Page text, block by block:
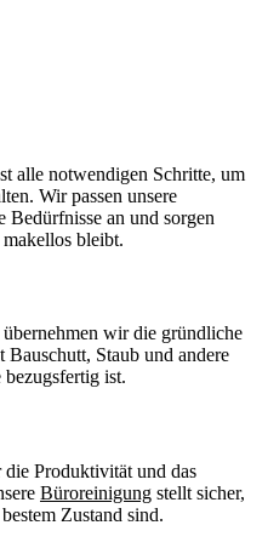
alle notwendigen Schritte, um
Wir passen unsere
an und sorgen
makellos bleibt.
wir die gründliche
Bauschutt, Staub und andere
ist.
die Produktivität und das
Büroreinigung stellt sicher,
Zustand sind.